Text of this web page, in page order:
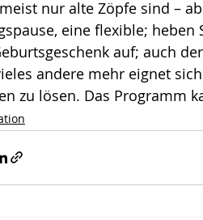
Freude Abheben
Keynote Risiko
nur alte Zöpfe sind –
eine flexible; heben
auf; auch
andere mehr eignet
zu lösen. Das Programm